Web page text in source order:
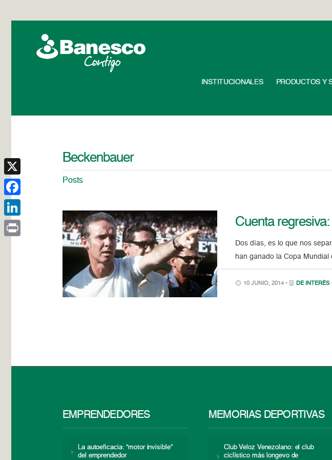
INSTITUCIONALES PRODUCTOS Y
Beckenbauer
Posts
Cuenta
Dos días, es lo que nos
han ganado la Copa
10 JUNIO, 2014 • DE INTERÉS
EMPRENDEDORES
La autoeficacia: “motor invisible”
del emprendedor
MEMORIAS DEPORTIVAS
Club Veloz Venezolano: el club
ciclístico más longevo de
X
Facebook
LinkedIn